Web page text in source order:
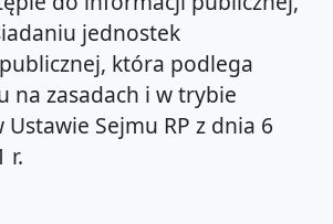
jednostek
która podlega
na zasadach i w trybie
Sejmu RP z dnia 6
r.